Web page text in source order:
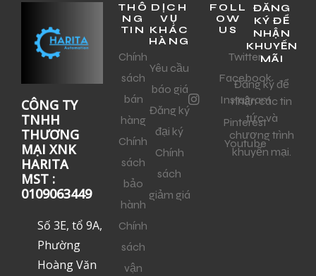
CÔNG TY
TNHH
THƯƠNG
MẠI XNK
HARITA
MST :
0109063449
Số 3E, tổ 9A,
Phường
Hoàng Văn
THÔ
NG
TIN
Chính
sách
bán
hàng
Chính
sách
bảo
hành
Chính
sách
vận
DỊCH
VỤ
KHÁC
HÀNG
Yêu cầu
báo giá
Đăng ký
đại ký
Chính
sách
giảm giá
FOLL
OW
US
Twitter
Facebook
Instagram
Pinterest
Youtube
ĐĂNG
KÝ ĐỂ
NHẬN
KHUYẾN
MÃI
Đăng ký để
nhận các tin
tức và
chương trình
khuyến mại.